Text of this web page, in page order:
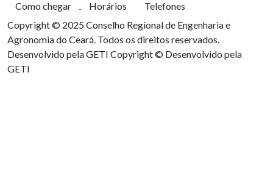
Como chegar
Horários
Telefones
Copyright © 2025 Conselho Regional de Engenharia e
Agronomia do Ceará. Todos os direitos reservados.
Desenvolvido pela GETI Copyright © Desenvolvido pela
GETI